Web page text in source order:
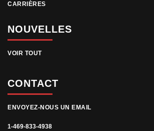
CARRIÈRES
NOUVELLES
VOIR TOUT
CONTACT
ENVOYEZ-NOUS UN EMAIL
1-469-833-4938